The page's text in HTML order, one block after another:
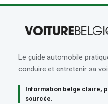
Le guide automobile
conduire et entretenir sa
Information belge claire,
sourcée.